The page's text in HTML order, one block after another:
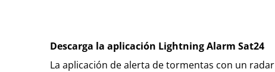
Descarga la aplicación Lightning Alarm Sat24
La aplicación de alerta de tormentas con un radar